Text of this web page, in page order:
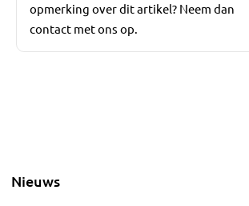
opmerking over dit artikel? Neem dan
contact met ons op.
Nieuws